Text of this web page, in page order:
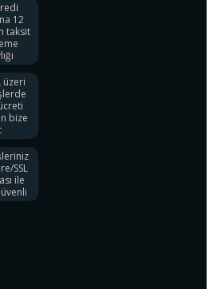
12
taksit
üzeri
bize
SSL
ile